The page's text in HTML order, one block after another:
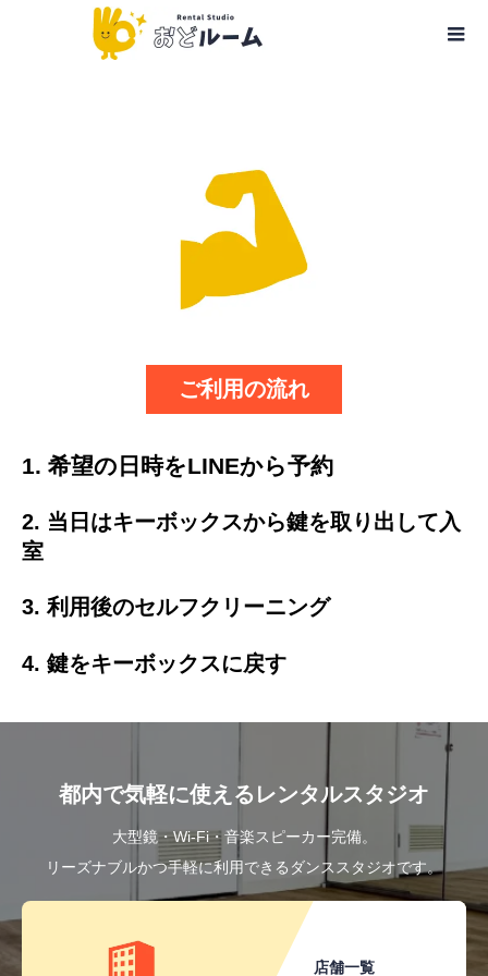
ご利用の流れ
1. 希望の日時をLINEから予約
2. 当日はキーボックスから鍵を取り出して入
室
3. 利用後のセルフクリーニング
4. 鍵をキーボックスに戻す
都内で気軽に使えるレンタルスタジオ
大型鏡・Wi-Fi・音楽スピーカー完備。
リーズナブルかつ手軽に利用できるダンススタジオです。
店舗一覧